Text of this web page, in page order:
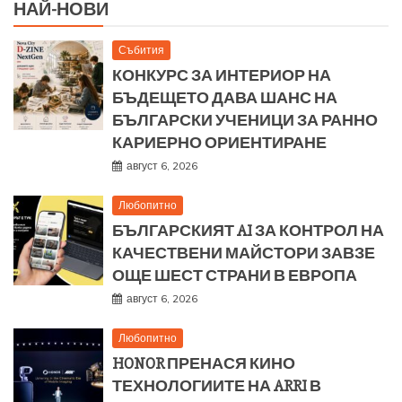
НАЙ-НОВИ
Събития
КОНКУРС ЗА ИНТЕРИОР НА
БЪДЕЩЕТО ДАВА ШАНС НА
БЪЛГАРСКИ УЧЕНИЦИ ЗА РАННО
КАРИЕРНО ОРИЕНТИРАНЕ
август 6, 2026
Любопитно
БЪЛГАРСКИЯТ AI ЗА КОНТРОЛ НА
КАЧЕСТВЕНИ МАЙСТОРИ ЗАВЗЕ
ОЩЕ ШЕСТ СТРАНИ В ЕВРОПА
август 6, 2026
Любопитно
HONOR ПРЕНАСЯ КИНО
ТЕХНОЛОГИИТЕ НА ARRI В